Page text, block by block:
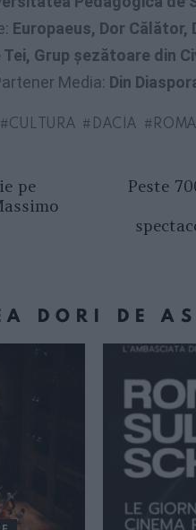
Europaeus, Dor Călător,
Grup șezătoare din
Media: Din
CULTURA DACIA
pe
Peste
DORI DE